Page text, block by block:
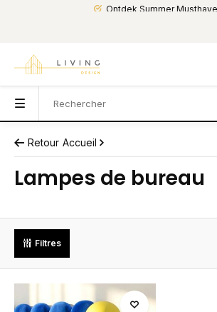
Ontdek Summer
Retour Accueil
Lampes de bureau
Filtres